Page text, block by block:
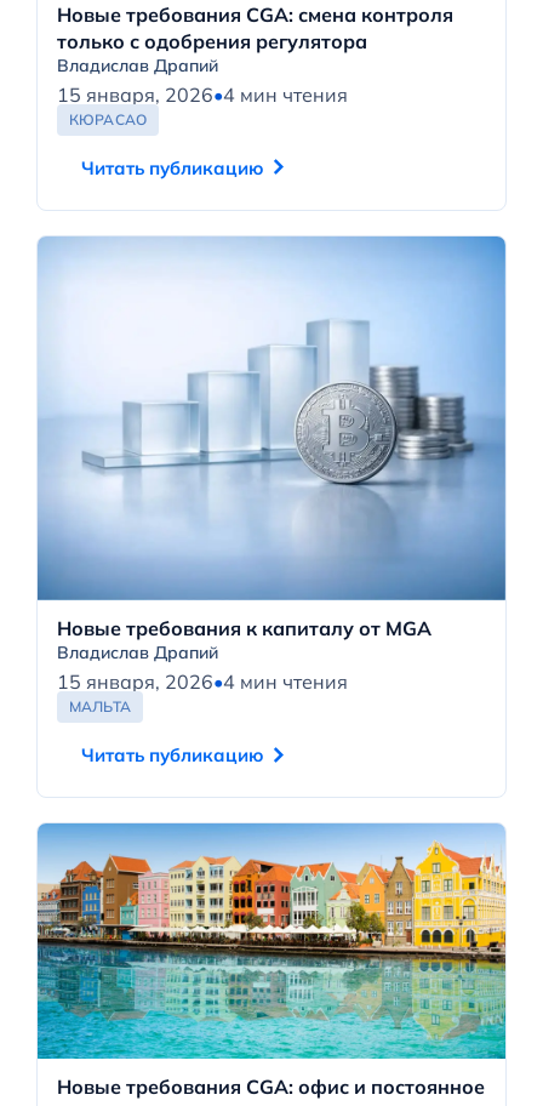
Новые требования CGA: смена контроля
только с одобрения регулятора
Владислав Драпий
15 января, 2026•4 мин чтения
КЮРАСАО
Читать публикацию
Новые требования к капиталу от MGA
Владислав Драпий
15 января, 2026•4 мин чтения
МАЛЬТА
Читать публикацию
Новые требования CGA: офис и постоянное